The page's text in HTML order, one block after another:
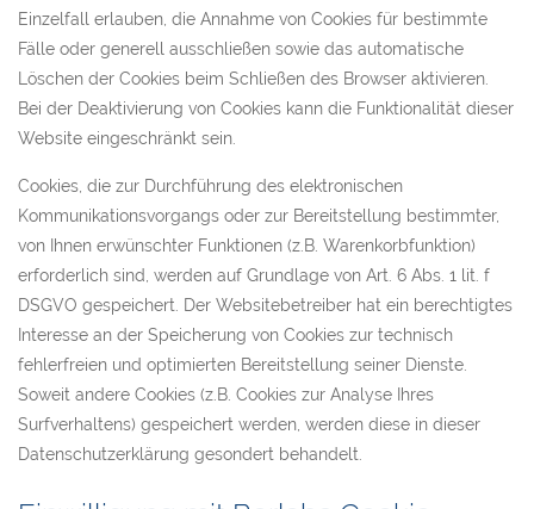
Einzelfall erlauben, die Annahme von Cookies für bestimmte
Fälle oder generell ausschließen sowie das automatische
Löschen der Cookies beim Schließen des Browser aktivieren.
Bei der Deaktivierung von Cookies kann die Funktionalität dieser
Website eingeschränkt sein.
Cookies, die zur Durchführung des elektronischen
Kommunikationsvorgangs oder zur Bereitstellung bestimmter,
von Ihnen erwünschter Funktionen (z.B. Warenkorbfunktion)
erforderlich sind, werden auf Grundlage von Art. 6 Abs. 1 lit. f
DSGVO gespeichert. Der Websitebetreiber hat ein berechtigtes
Interesse an der Speicherung von Cookies zur technisch
fehlerfreien und optimierten Bereitstellung seiner Dienste.
Soweit andere Cookies (z.B. Cookies zur Analyse Ihres
Surfverhaltens) gespeichert werden, werden diese in dieser
Datenschutzerklärung gesondert behandelt.